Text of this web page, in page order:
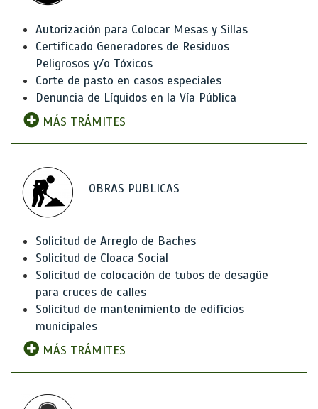
Autorización para Colocar Mesas y Sillas
Certificado Generadores de Residuos
Peligrosos y/o Tóxicos
Corte de pasto en casos especiales
Denuncia de Líquidos en la Vía Pública
MÁS TRÁMITES
OBRAS PUBLICAS
Solicitud de Arreglo de Baches
Solicitud de Cloaca Social
Solicitud de colocación de tubos de desagüe
para cruces de calles
Solicitud de mantenimiento de edificios
municipales
MÁS TRÁMITES